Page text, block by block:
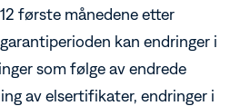
første månedene etter
kan endringer i
som følge av endrede
av elsertifikater, endringer i